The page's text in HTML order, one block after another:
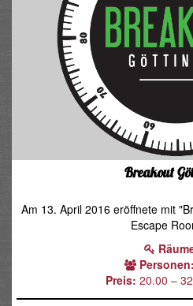
Breakout
Am 13. April 2016 eröffnete mit
Escape
Personen:
Preis: 20.00 –